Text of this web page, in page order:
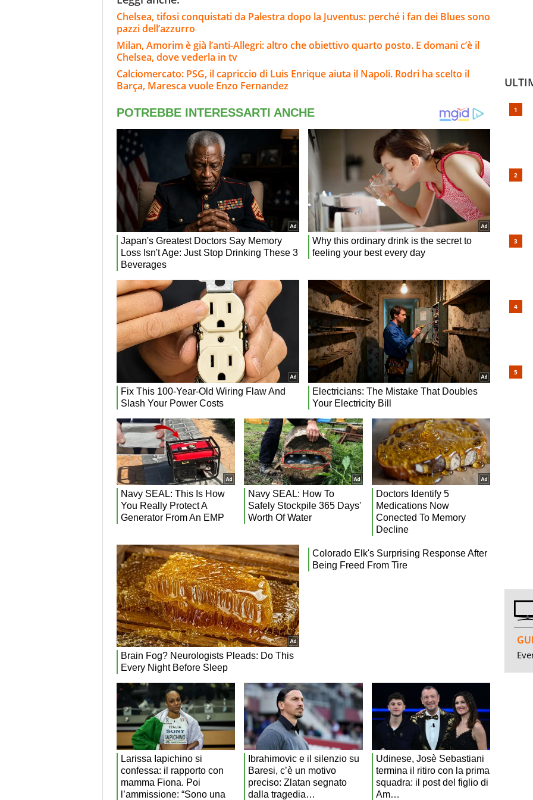
Chelsea, tifosi conquistati da Palestra dopo la Juventus: perché i fan dei Blues sono
pazzi dell’azzurro
Milan, Amorim è già l’anti-Allegri: altro che obiettivo quarto posto. E domani c’è il
Chelsea, dove vederla in tv
Calciomercato: PSG, il capriccio di Luis Enrique aiuta il Napoli. Rodri ha scelto il
Barça, Maresca vuole Enzo Fernandez